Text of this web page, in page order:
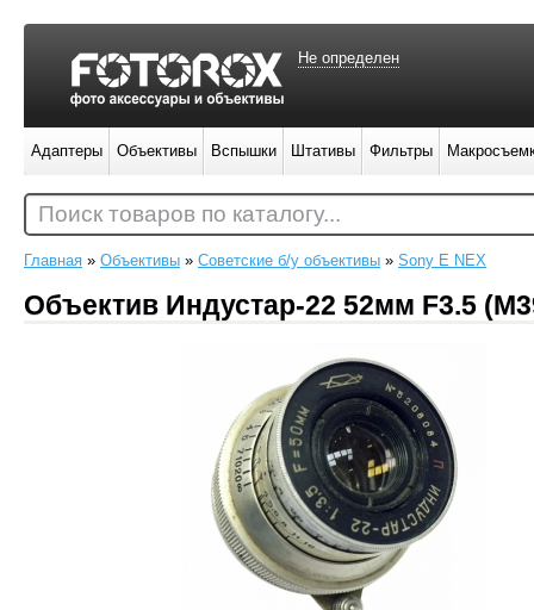
Главная » Объективы » Советские б/у объективы » Sony E NEX
Объектив Индустар-22 52мм F3.5
Не определен
Адаптеры Объективы Вспышки Штативы Фильтры
Поиск товаров по каталогу...